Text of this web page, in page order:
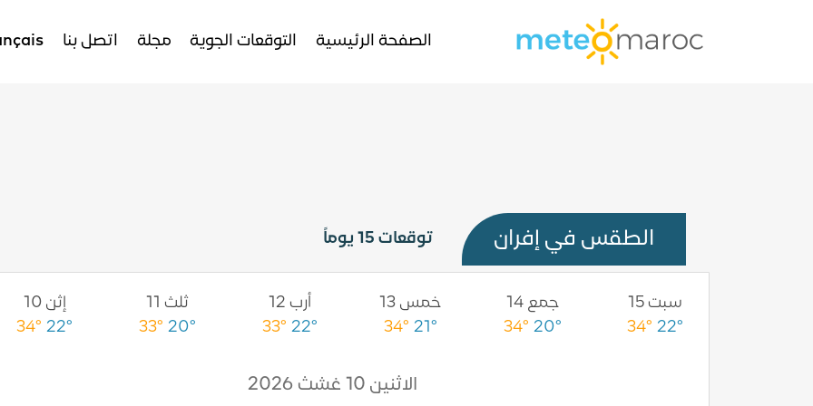
الصفحة الرئيسية التوقعات الجوية مجلة اتصل بنا
الطقس في إفران توقعات 15 يوماً
إثن 10
34° 22°
ثلث 11
33° 20°
أرب 12
33° 22°
خمس 13
34° 21°
جمع 14
34° 20°
سبت 15
34° 22°
الاثنين 10 غشث 2026